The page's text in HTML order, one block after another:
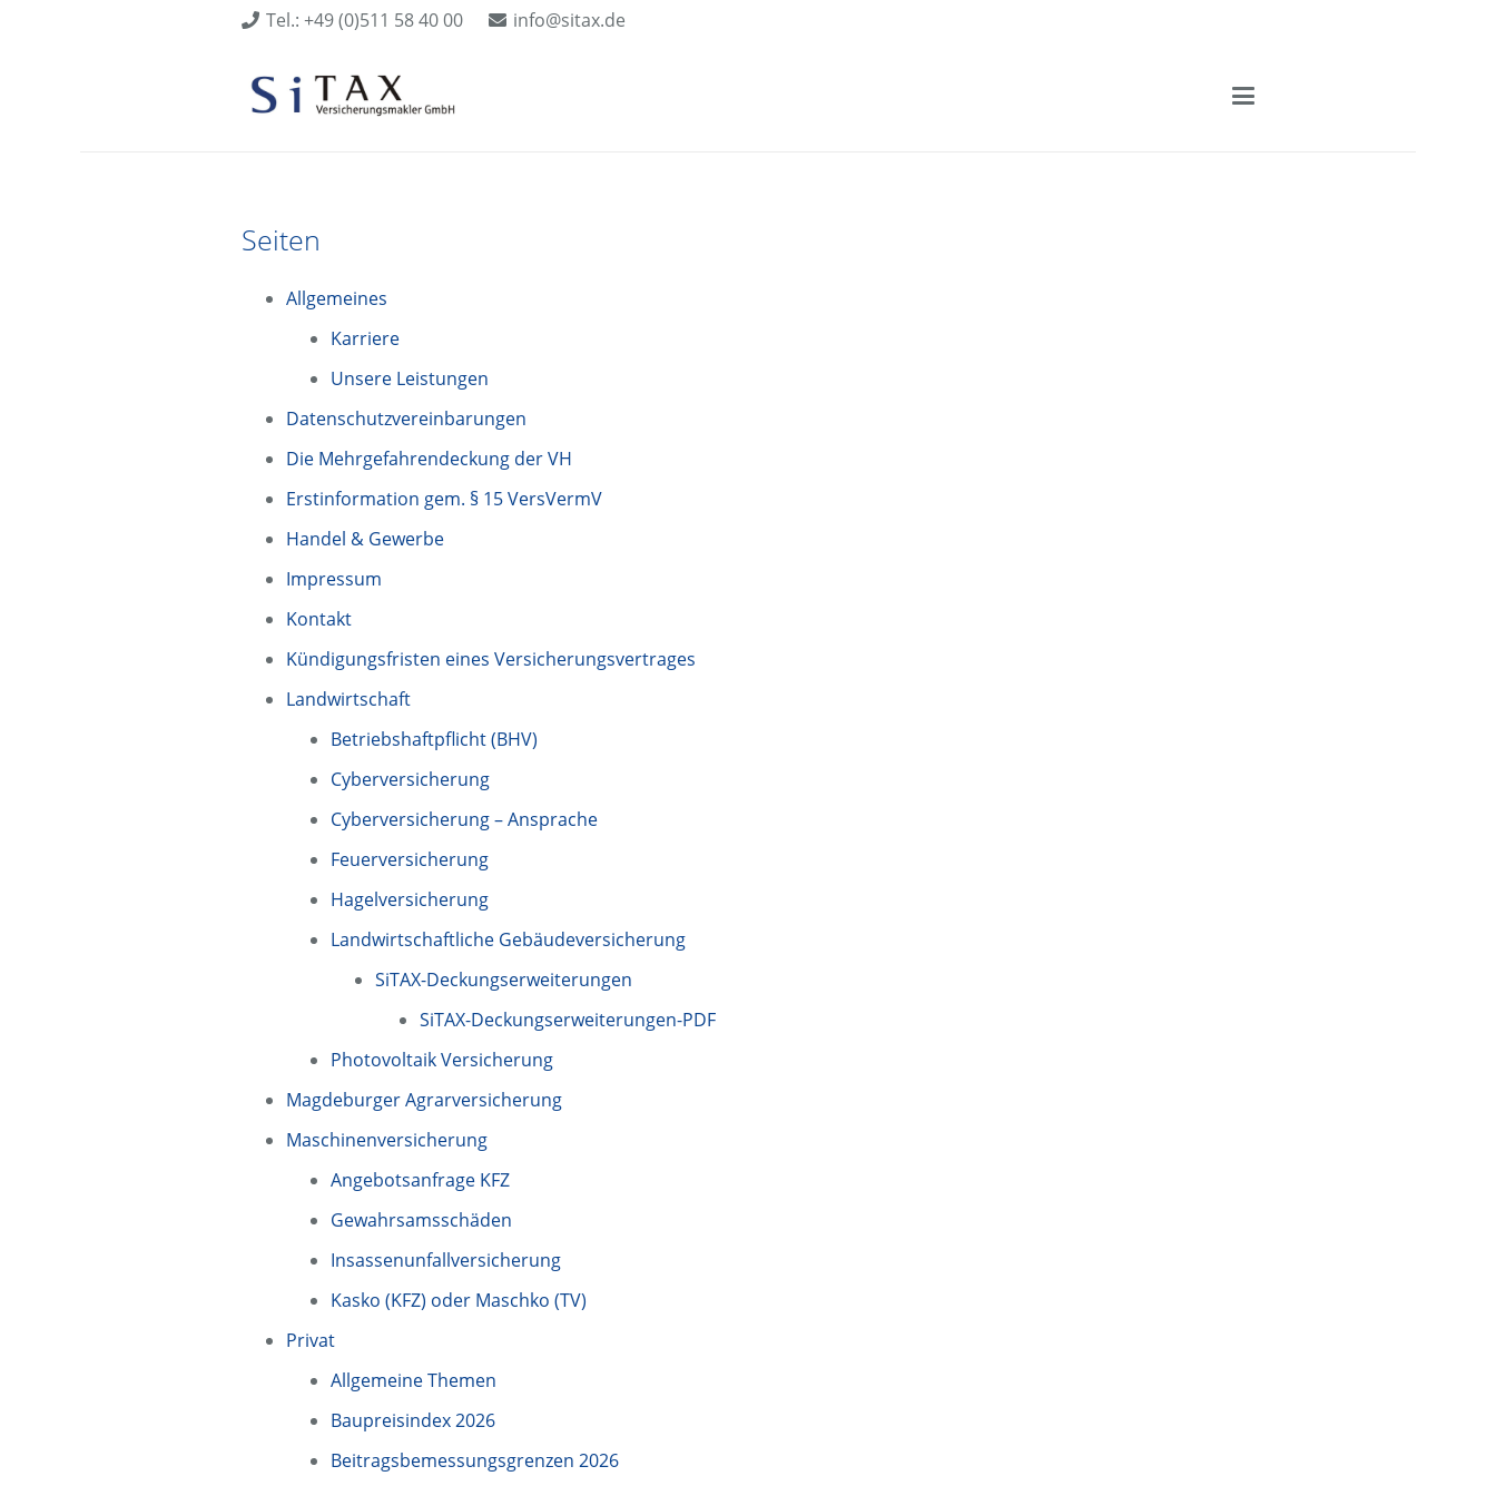
Tel.: +49 (0)511 58 40 00 info@sitax.de
Seiten
Allgemeines
Karriere
Unsere Leistungen
Datenschutzvereinbarungen
Die Mehrgefahrendeckung der VH
Erstinformation gem. § 15 VersVermV
Handel & Gewerbe
Impressum
Kontakt
Kündigungsfristen eines Versicherungsvertrages
Landwirtschaft
Betriebshaftpflicht (BHV)
Cyberversicherung
Cyberversicherung – Ansprache
Feuerversicherung
Hagelversicherung
Landwirtschaftliche Gebäudeversicherung
SiTAX-Deckungserweiterungen
SiTAX-Deckungserweiterungen-PDF
Photovoltaik Versicherung
Magdeburger Agrarversicherung
Maschinenversicherung
Angebotsanfrage KFZ
Gewahrsamsschäden
Insassenunfallversicherung
Kasko (KFZ) oder Maschko (TV)
Privat
Allgemeine Themen
Baupreisindex 2026
Beitragsbemessungsgrenzen 2026